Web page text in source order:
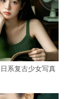
日系复古少女写真